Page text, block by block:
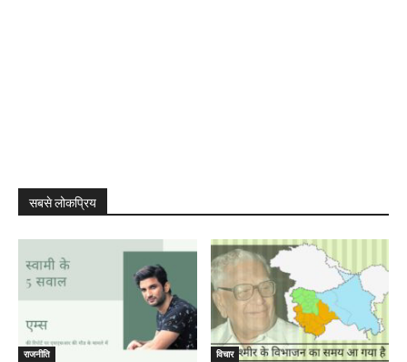
सबसे लोकप्रिय
राजनीति विचार